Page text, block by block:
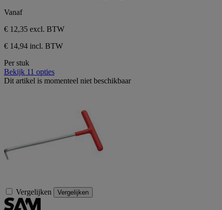
Vanaf
€ 12,35 excl. BTW
€ 14,94 incl. BTW
Per stuk
Bekijk 11 opties
Dit artikel is momenteel niet beschikbaar
Vergelijken Vergelijken